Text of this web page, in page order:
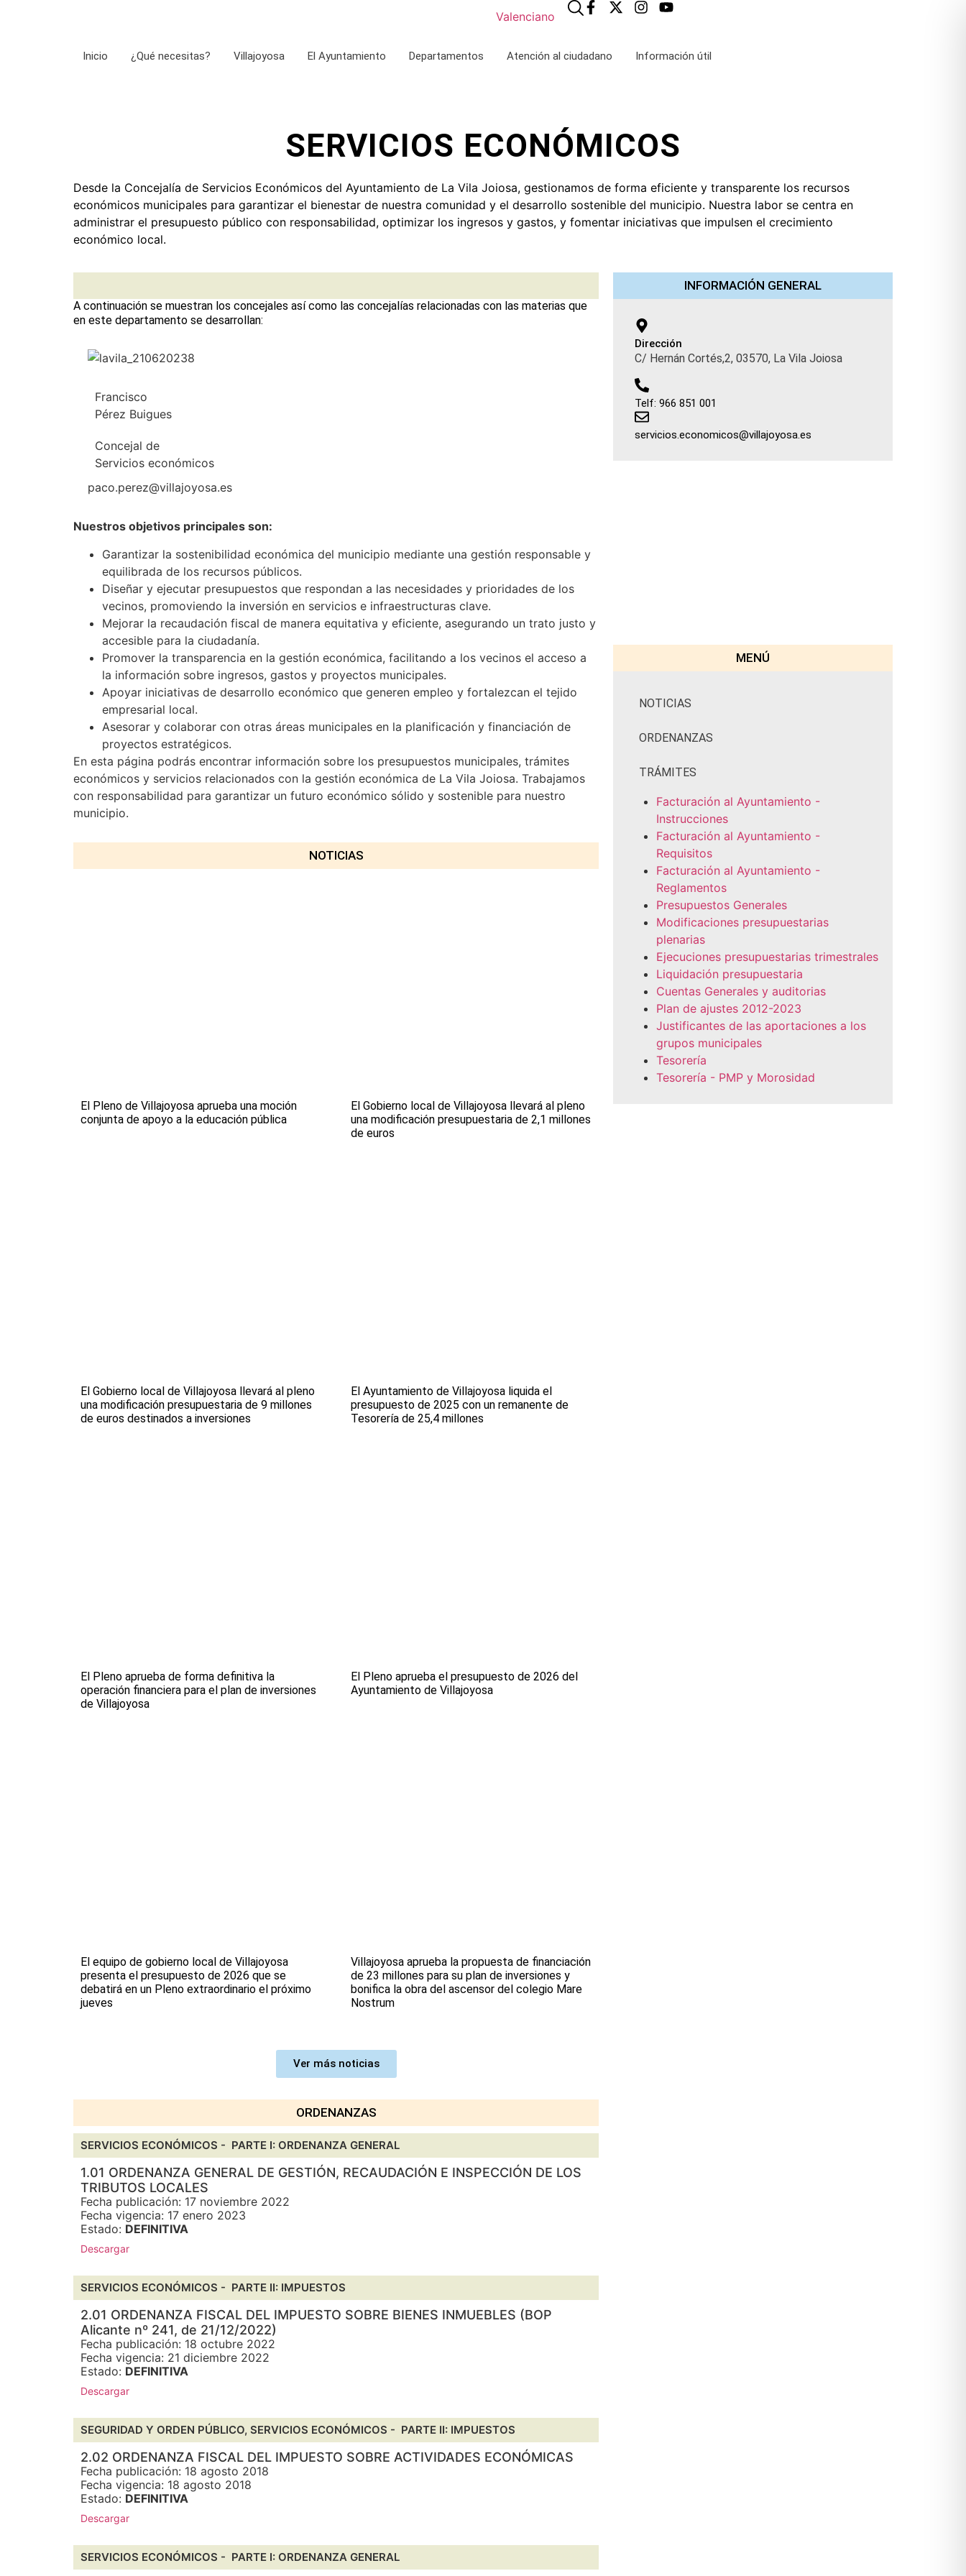
Valenciano
Inicio ¿Qué necesitas? Villajoyosa El Ayuntamiento Departamentos Atención al ciudadano Información útil
SERVICIOS ECONÓMICOS
Desde la Concejalía de Servicios Económicos del Ayuntamiento de La Vila Joiosa, gestionamos de forma eficiente y transparente los recursos
económicos municipales para garantizar el bienestar de nuestra comunidad y el desarrollo sostenible del municipio. Nuestra labor se centra en
administrar el presupuesto público con responsabilidad, optimizar los ingresos y gastos, y fomentar iniciativas que impulsen el crecimiento
económico local.
A continuación se muestran los concejales así como las concejalías relacionadas con las materias que
en este departamento se desarrollan:
Francisco
Pérez Buigues
Concejal de
Servicios económicos
paco.perez@villajoyosa.es
Nuestros objetivos principales son:
Garantizar la sostenibilidad económica del municipio mediante una gestión responsable y
equilibrada de los recursos públicos.
Diseñar y ejecutar presupuestos que respondan a las necesidades y prioridades de los
vecinos, promoviendo la inversión en servicios e infraestructuras clave.
Mejorar la recaudación fiscal de manera equitativa y eficiente, asegurando un trato justo y
accesible para la ciudadanía.
Promover la transparencia en la gestión económica, facilitando a los vecinos el acceso a
la información sobre ingresos, gastos y proyectos municipales.
Apoyar iniciativas de desarrollo económico que generen empleo y fortalezcan el tejido
empresarial local.
Asesorar y colaborar con otras áreas municipales en la planificación y financiación de
proyectos estratégicos.
En esta página podrás encontrar información sobre los presupuestos municipales, trámites
económicos y servicios relacionados con la gestión económica de La Vila Joiosa. Trabajamos
con responsabilidad para garantizar un futuro económico sólido y sostenible para nuestro
municipio.
NOTICIAS
El Pleno de Villajoyosa aprueba una moción
conjunta de apoyo a la educación pública
El Gobierno local de Villajoyosa llevará al pleno
una modificación presupuestaria de 2,1 millones
de euros
El Gobierno local de Villajoyosa llevará al pleno
una modificación presupuestaria de 9 millones
de euros destinados a inversiones
El Ayuntamiento de Villajoyosa liquida el
presupuesto de 2025 con un remanente de
Tesorería de 25,4 millones
El Pleno aprueba de forma definitiva la
operación financiera para el plan de inversiones
de Villajoyosa
El Pleno aprueba el presupuesto de 2026 del
Ayuntamiento de Villajoyosa
El equipo de gobierno local de Villajoyosa
presenta el presupuesto de 2026 que se
debatirá en un Pleno extraordinario el próximo
jueves
Villajoyosa aprueba la propuesta de financiación
de 23 millones para su plan de inversiones y
bonifica la obra del ascensor del colegio Mare
Nostrum
Ver más noticias
ORDENANZAS
SERVICIOS ECONÓMICOS - PARTE I: ORDENANZA GENERAL
1.01 ORDENANZA GENERAL DE GESTIÓN, RECAUDACIÓN E INSPECCIÓN DE LOS
TRIBUTOS LOCALES
Fecha publicación: 17 noviembre 2022
Fecha vigencia: 17 enero 2023
Estado: DEFINITIVA
Descargar
SERVICIOS ECONÓMICOS - PARTE II: IMPUESTOS
2.01 ORDENANZA FISCAL DEL IMPUESTO SOBRE BIENES INMUEBLES (BOP
Alicante nº 241, de 21/12/2022)
Fecha publicación: 18 octubre 2022
Fecha vigencia: 21 diciembre 2022
Estado: DEFINITIVA
Descargar
SEGURIDAD Y ORDEN PÚBLICO, SERVICIOS ECONÓMICOS - PARTE II: IMPUESTOS
2.02 ORDENANZA FISCAL DEL IMPUESTO SOBRE ACTIVIDADES ECONÓMICAS
Fecha publicación: 18 agosto 2018
Fecha vigencia: 18 agosto 2018
Estado: DEFINITIVA
Descargar
SERVICIOS ECONÓMICOS - PARTE I: ORDENANZA GENERAL
INFORMACIÓN GENERAL
Dirección
C/ Hernán Cortés,2, 03570, La Vila Joiosa
Telf: 966 851 001
servicios.economicos@villajoyosa.es
MENÚ
NOTICIAS
ORDENANZAS
TRÁMITES
Facturación al Ayuntamiento -
Instrucciones
Facturación al Ayuntamiento -
Requisitos
Facturación al Ayuntamiento -
Reglamentos
Presupuestos Generales
Modificaciones presupuestarias
plenarias
Ejecuciones presupuestarias trimestrales
Liquidación presupuestaria
Cuentas Generales y auditorias
Plan de ajustes 2012-2023
Justificantes de las aportaciones a los
grupos municipales
Tesorería
Tesorería - PMP y Morosidad